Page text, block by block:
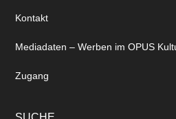
Kontakt
Mediadaten – Werben im OPUS
Zugang